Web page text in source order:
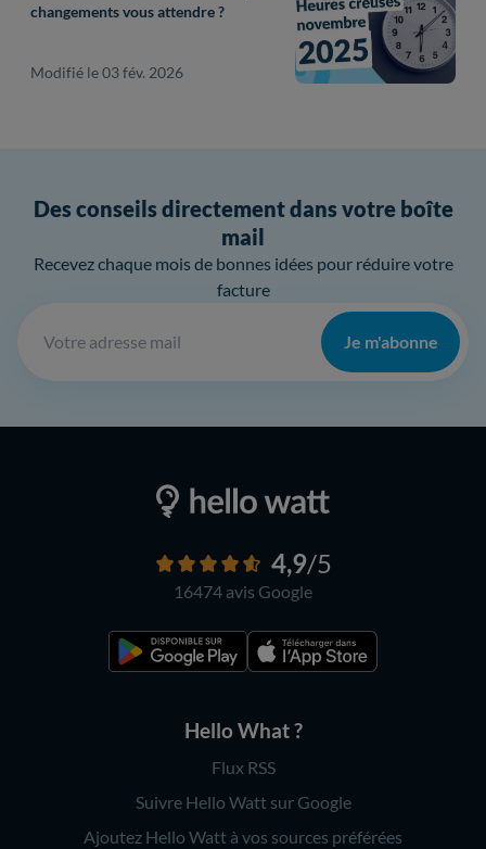
changements vous attendre ?
Modifié le 03 fév. 2026
Des conseils directement dans votre boîte
mail
Recevez chaque mois de bonnes idées pour réduire votre
facture
Je m'abonne
4,9/5
16474 avis Google
Hello What ?
Flux RSS
Suivre Hello Watt sur Google
Ajoutez Hello Watt à vos sources préférées